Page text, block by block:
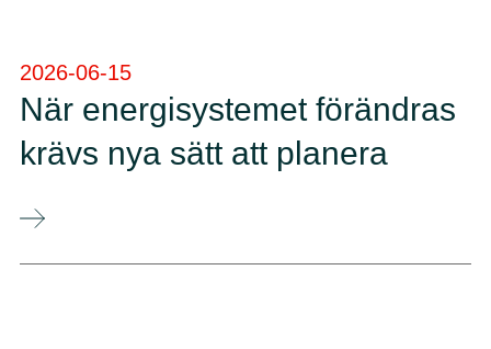
2026-06-15
När energisystemet förändras
krävs nya sätt att planera